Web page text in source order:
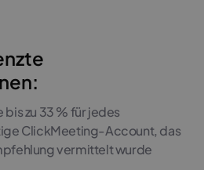
bis zu 33 % für jedes
ClickMeeting-Account, das
vermittelt wurde